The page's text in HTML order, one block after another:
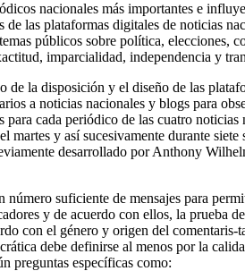
nacionales más importantes e
las plataformas digitales de noticias
públicos sobre política,
imparcialidad, independencia y
la disposición y el diseño de las
a noticias nacionales y blogs para
cada periódico de las cuatro
y así sucesivamente durante
desarrollado por Anthony
suficiente de mensajes para
y de acuerdo con ellos, la prueba de
con el género y origen del
debe definirse al menos por la
preguntas específicas como: